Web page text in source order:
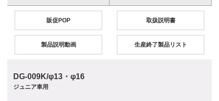
販促POP 取扱説明書
製品説明動画 生産終了製品リスト
DG-009K/φ13・φ16
ジュニア車用